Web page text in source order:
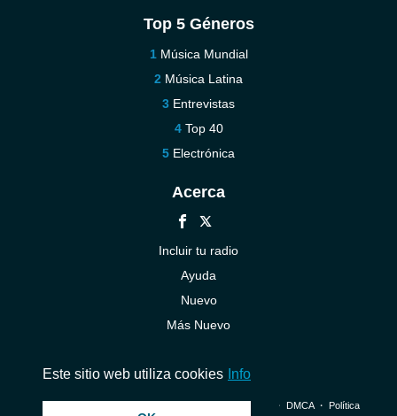
Top 5 Géneros
Música Mundial
Música Latina
Entrevistas
Top 40
Electrónica
Acerca
Incluir tu radio
Ayuda
Nuevo
Más Nuevo
© 2026 InstantAudio. Reservados todos los derechos. ・ DMCA・ Política
Este sitio web utiliza cookies Info